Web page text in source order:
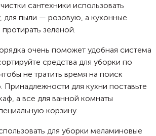
сантехники использовать
для пыли — розовую, а кухонные
зеленой.
очень поможет удобная система
средства для уборки по
не тратить время на поиск
для кухни поставьте
а все для ванной комнаты
корзину.
для уборки меламиновые